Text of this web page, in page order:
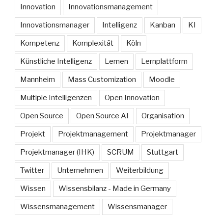
Innovation Innovationsmanagement
Innovationsmanager Intelligenz Kanban KI
Kompetenz Komplexität Köln
Künstliche Intelligenz Lernen Lernplattform
Mannheim Mass Customization Moodle
Multiple Intelligenzen Open Innovation
Open Source Open Source AI Organisation
Projekt Projektmanagement Projektmanager
Projektmanager (IHK) SCRUM Stuttgart
Twitter Unternehmen Weiterbildung
Wissen Wissensbilanz - Made in Germany
Wissensmanagement Wissensmanager